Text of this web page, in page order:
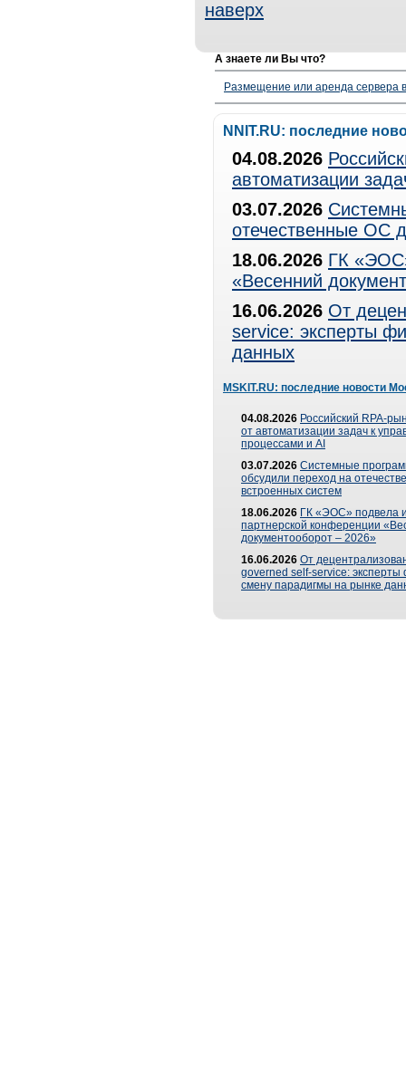
наверх
А знаете ли Вы что?
Размещение или аренда сервера
NNIT.RU: последние
04.08.2026
автоматизации
03.07.2026
отечественные ОС
18.06.2026 ГК
«Весенний
16.06.2026 От
service: эксперты
данных
MSKIT.RU: последние новости
04.08.2026 Российский RPA-
от автоматизации задач к
процессами и AI
03.07.2026 Системные
обсудили переход на
встроенных систем
18.06.2026 ГК «ЭОС» подвела
партнерской конференции
документооборот – 2026»
16.06.2026 От
governed self-service: эксперты
смену парадигмы на рынке